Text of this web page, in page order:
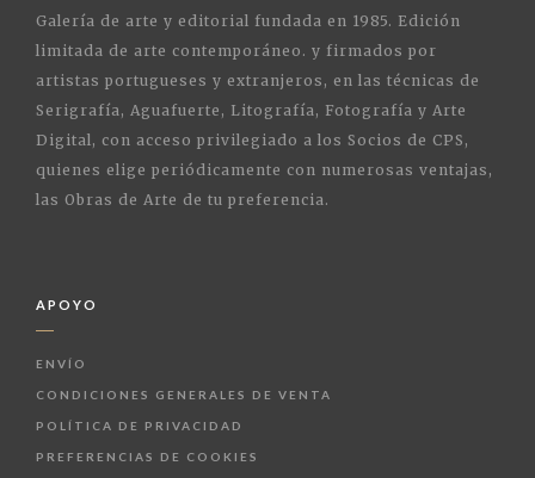
Galería de arte y editorial fundada en 1985. Edición
limitada de arte contemporáneo. y firmados por
artistas portugueses y extranjeros, en las técnicas de
Serigrafía, Aguafuerte, Litografía, Fotografía y Arte
Digital, con acceso privilegiado a los Socios de CPS,
quienes elige periódicamente con numerosas ventajas,
las Obras de Arte de tu preferencia.
APOYO
ENVÍO
CONDICIONES GENERALES DE VENTA
POLÍTICA DE PRIVACIDAD
PREFERENCIAS DE COOKIES